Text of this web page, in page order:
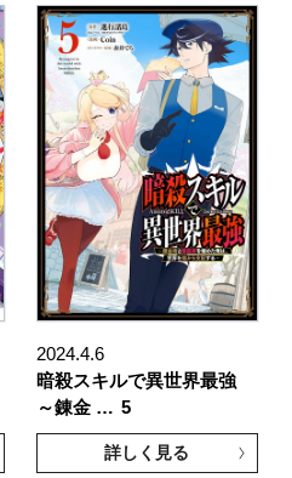
2024.4.6
暗殺スキルで異世界最強
～錬金 … 5
詳しく見る